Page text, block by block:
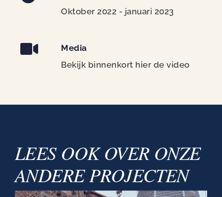
Oktober 2022 - januari 2023
Media
Bekijk binnenkort hier de video
LEES OOK OVER ONZE
ANDERE PROJECTEN